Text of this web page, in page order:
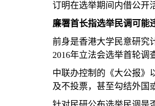
订明在选举期间内借公开
廉署首长指选举民调可能
前身是香港大学民意研究
2016年立法会选举首轮调
中联办控制的《大公报》
及不投票，甚至勾结外国